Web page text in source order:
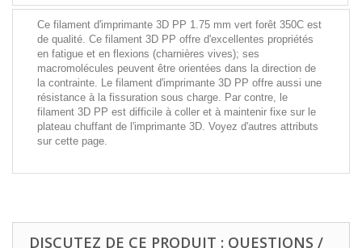
Ce filament d'imprimante 3D PP 1.75 mm vert forêt 350C est
de qualité. Ce filament 3D PP offre d'excellentes propriétés
en fatigue et en flexions (charnières vives); ses
macromolécules peuvent être orientées dans la direction de
la contrainte. Le filament d'imprimante 3D PP offre aussi une
résistance à la fissuration sous charge. Par contre, le
filament 3D PP est difficile à coller et à maintenir fixe sur le
plateau chuffant de l'imprimante 3D. Voyez d'autres attributs
sur cette page.
DISCUTEZ DE CE PRODUIT : QUESTIONS /